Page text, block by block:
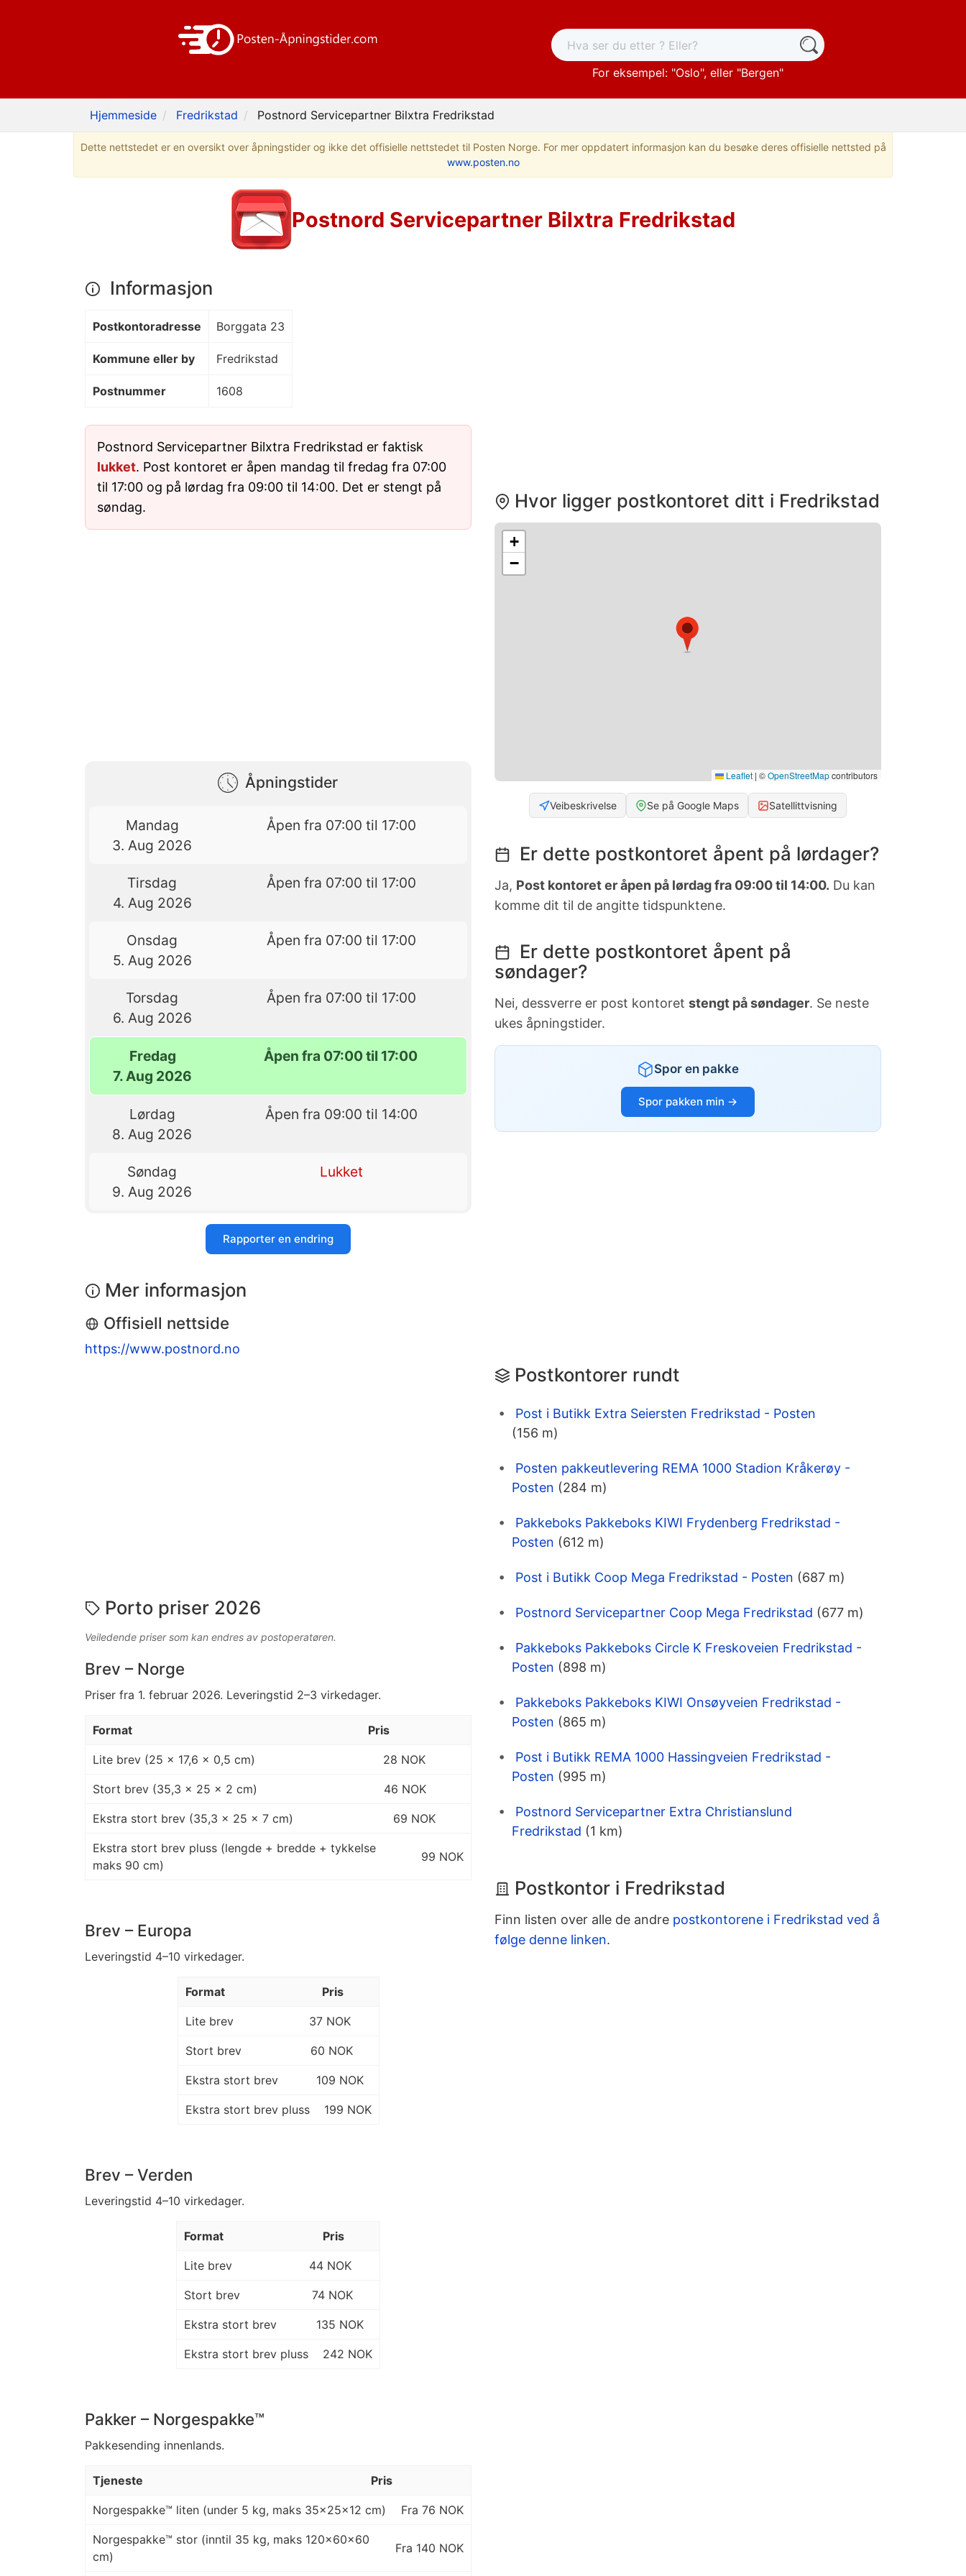
For eksempel: "Oslo", eller "Bergen"
Hjemmeside Fredrikstad Postnord Servicepartner Bilxtra Fredrikstad
Dette nettstedet er en oversikt over åpningstider og ikke det offisielle nettstedet til Posten Norge. For mer oppdatert informasjon kan du besøke deres offisielle nettsted på
www.posten.no
Postnord Servicepartner Bilxtra Fredrikstad
Informasjon
Postkontoradresse Borggata 23
Kommune eller by Fredrikstad
Postnummer 1608
Postnord Servicepartner Bilxtra Fredrikstad er faktisk
lukket. Post kontoret er åpen mandag til fredag fra 07:00
til 17:00 og på lørdag fra 09:00 til 14:00. Det er stengt på
søndag.
Åpningstider
Mandag
3. Aug 2026
Åpen fra 07:00 til 17:00
Tirsdag
4. Aug 2026
Åpen fra 07:00 til 17:00
Onsdag
5. Aug 2026
Åpen fra 07:00 til 17:00
Torsdag
6. Aug 2026
Åpen fra 07:00 til 17:00
Fredag
7. Aug 2026
Åpen fra 07:00 til 17:00
Lørdag
8. Aug 2026
Åpen fra 09:00 til 14:00
Søndag
9. Aug 2026
Lukket
Rapporter en endring
Mer informasjon
Offisiell nettside
https://www.postnord.no
Porto priser 2026
Veiledende priser som kan endres av postoperatøren.
Brev – Norge
Priser fra 1. februar 2026. Leveringstid 2–3 virkedager.
Format Pris
Lite brev (25 × 17,6 × 0,5 cm) 28 NOK
Stort brev (35,3 × 25 × 2 cm) 46 NOK
Ekstra stort brev (35,3 × 25 × 7 cm) 69 NOK
Ekstra stort brev pluss (lengde + bredde + tykkelse
maks 90 cm)
99 NOK
Brev – Europa
Leveringstid 4–10 virkedager.
Format Pris
Lite brev 37 NOK
Stort brev 60 NOK
Ekstra stort brev 109 NOK
Ekstra stort brev pluss 199 NOK
Brev – Verden
Leveringstid 4–10 virkedager.
Format Pris
Lite brev 44 NOK
Stort brev 74 NOK
Ekstra stort brev 135 NOK
Ekstra stort brev pluss 242 NOK
Pakker – Norgespakke™
Pakkesending innenlands.
Tjeneste Pris
Norgespakke™ liten (under 5 kg, maks 35×25×12 cm) Fra 76 NOK
Norgespakke™ stor (inntil 35 kg, maks 120×60×60
cm)
Fra 140 NOK
Hvor ligger postkontoret ditt i Fredrikstad
+
−
Leaflet | ©OpenStreetMapcontributors
Veibeskrivelse Se på Google Maps Satellittvisning
Er dette postkontoret åpent på lørdager?
Ja, Post kontoret er åpen på lørdag fra 09:00 til 14:00. Du kan
komme dit til de angitte tidspunktene.
Er dette postkontoret åpent på
søndager?
Nei, dessverre er post kontoret stengt på søndager. Se neste
ukes åpningstider.
Spor en pakke
Spor pakken min →
Postkontorer rundt
Post i Butikk Extra Seiersten Fredrikstad - Posten
(156 m)
Posten pakkeutlevering REMA 1000 Stadion Kråkerøy -
Posten (284 m)
Pakkeboks Pakkeboks KIWI Frydenberg Fredrikstad -
Posten (612 m)
Post i Butikk Coop Mega Fredrikstad - Posten (687 m)
Postnord Servicepartner Coop Mega Fredrikstad (677 m)
Pakkeboks Pakkeboks Circle K Freskoveien Fredrikstad -
Posten (898 m)
Pakkeboks Pakkeboks KIWI Onsøyveien Fredrikstad -
Posten (865 m)
Post i Butikk REMA 1000 Hassingveien Fredrikstad -
Posten (995 m)
Postnord Servicepartner Extra Christianslund
Fredrikstad (1 km)
Postkontor i Fredrikstad
Finn listen over alle de andre postkontorene i Fredrikstad ved å
følge denne linken.